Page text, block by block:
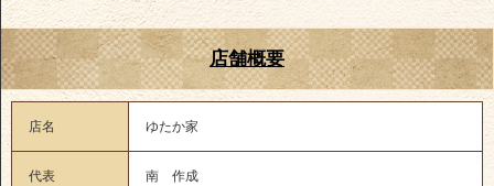
店舗概要
店名 ゆたか家
代表 南 作成